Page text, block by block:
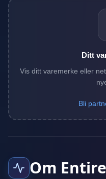
Ditt
Vis ditt varemerke eller
Bli
Om